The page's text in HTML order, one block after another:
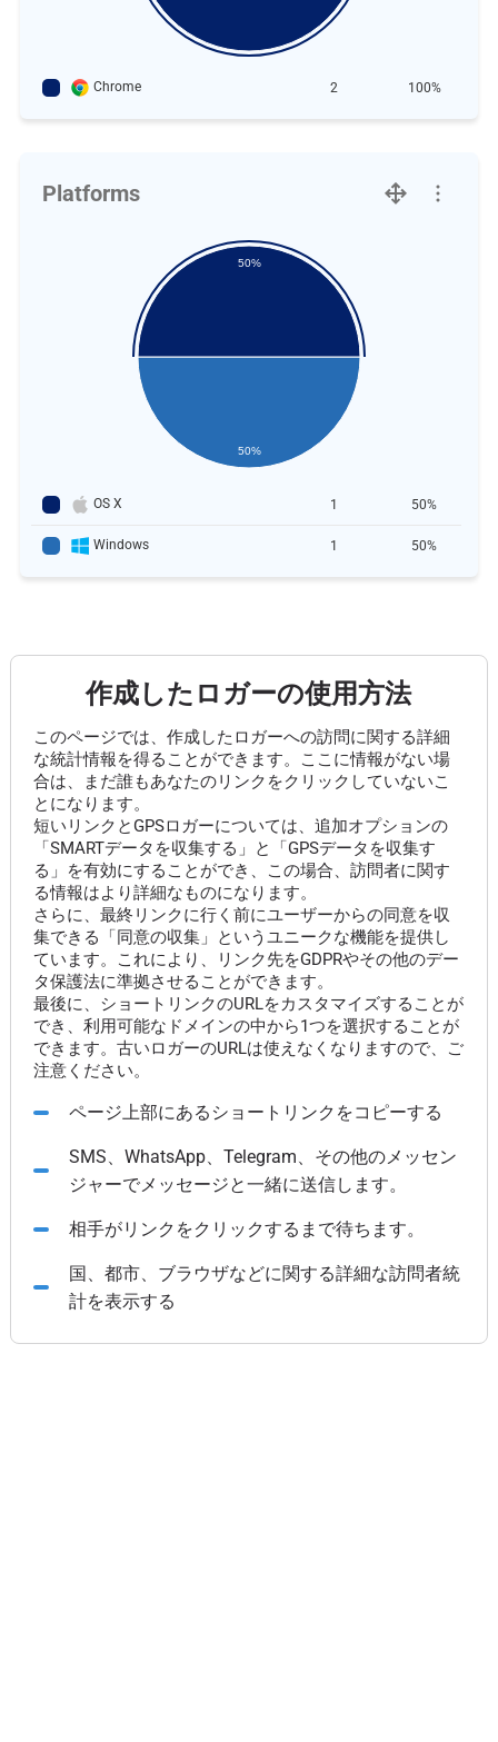
Chrome 2 100%
Platforms
50%
50%
OS X 1 50%
Windows 1 50%
作成したロガーの使用方法
このページでは、作成したロガーへの訪問に関する詳細
な統計情報を得ることができます。ここに情報がない場
合は、まだ誰もあなたのリンクをクリックしていないこ
とになります。
短いリンクとGPSロガーについては、追加オプションの
「SMARTデータを収集する」と「GPSデータを収集す
る」を有効にすることができ、この場合、訪問者に関す
る情報はより詳細なものになります。
さらに、最終リンクに行く前にユーザーからの同意を収
集できる「同意の収集」というユニークな機能を提供し
ています。これにより、リンク先をGDPRやその他のデー
タ保護法に準拠させることができます。
最後に、ショートリンクのURLをカスタマイズすることが
でき、利用可能なドメインの中から1つを選択することが
できます。古いロガーのURLは使えなくなりますので、ご
注意ください。
ページ上部にあるショートリンクをコピーする
SMS、WhatsApp、Telegram、その他のメッセン
ジャーでメッセージと一緒に送信します。
相手がリンクをクリックするまで待ちます。
国、都市、ブラウザなどに関する詳細な訪問者統
計を表示する